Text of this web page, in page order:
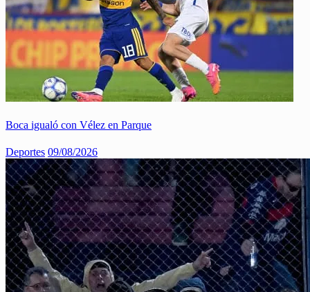
Boca igualó con Vélez en Parque
Deportes 09/08/2026